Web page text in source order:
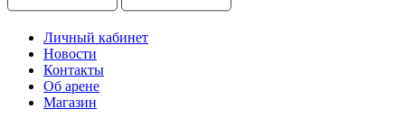
Личный кабинет
Новости
Контакты
Об арене
Магазин